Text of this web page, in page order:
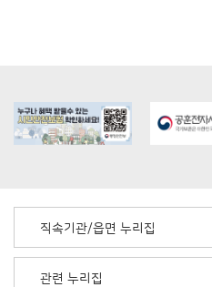
직속기관/읍면 누리집
관련 누리집